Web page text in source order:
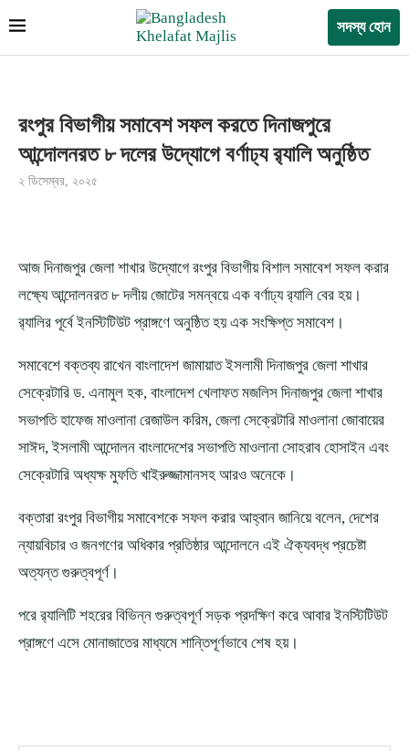
সদস্য হোন
রংপুর বিভাগীয় সমাবেশ সফল করতে দিনাজপুরে
আন্দোলনরত ৮ দলের উদ্যোগে বর্ণাঢ্য র‌্যালি অনুষ্ঠিত
২ ডিসেম্বর, ২০২৫
আজ দিনাজপুর জেলা শাখার উদ্যোগে রংপুর বিভাগীয় বিশাল সমাবেশ সফল করার
লক্ষ্যে আন্দোলনরত ৮ দলীয় জোটের সমন্বয়ে এক বর্ণাঢ্য র‌্যালি বের হয়।
র‌্যালির পূর্বে ইনস্টিটিউট প্রাঙ্গণে অনুষ্ঠিত হয় এক সংক্ষিপ্ত সমাবেশ।
সমাবেশে বক্তব্য রাখেন বাংলাদেশ জামায়াত ইসলামী দিনাজপুর জেলা শাখার
সেক্রেটারি ড. এনামুল হক, বাংলাদেশ খেলাফত মজলিস দিনাজপুর জেলা শাখার
সভাপতি হাফেজ মাওলানা রেজাউল করিম, জেলা সেক্রেটারি মাওলানা জোবায়ের
সাঈদ, ইসলামী আন্দোলন বাংলাদেশের সভাপতি মাওলানা সোহরাব হোসাইন এবং
সেক্রেটারি অধ্যক্ষ মুফতি খাইরুজ্জামানসহ আরও অনেকে।
বক্তারা রংপুর বিভাগীয় সমাবেশকে সফল করার আহ্বান জানিয়ে বলেন, দেশের
ন্যায়বিচার ও জনগণের অধিকার প্রতিষ্ঠার আন্দোলনে এই ঐক্যবদ্ধ প্রচেষ্টা
অত্যন্ত গুরুত্বপূর্ণ।
পরে র‌্যালিটি শহরের বিভিন্ন গুরুত্বপূর্ণ সড়ক প্রদক্ষিণ করে আবার ইনস্টিটিউট
প্রাঙ্গণে এসে মোনাজাতের মাধ্যমে শান্তিপূর্ণভাবে শেষ হয়।